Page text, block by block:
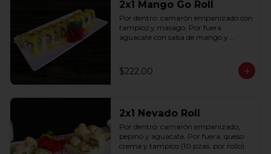
2x1 Mango Go Roll
Por dentro: camarón empanizado con
tampico y masago. Por fuera:
aguacate con salsa de mango y
$222.00
2x1 Nevado Roll
Por dentro: camarón empanizado,
pepino y aguacate. Por fuera: queso
crema y tampico (10 pzas. por rollo).